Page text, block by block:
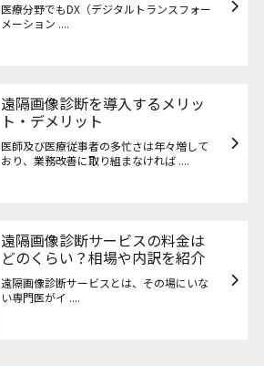
医療分野でもDX（デジタルトランスフォー
メーション ....
遠隔画像診断を導入するメリッ
ト・デメリット
医師及び医療従事者の多忙さは年々増して
おり、業務改善に取り組まなければ ....
遠隔画像診断サービスの料金は
どのくらい？相場や内訳を紹介
遠隔画像診断サービスとは、その場にいな
い専門医がイ ....